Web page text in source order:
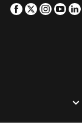
Facebook
Twitter